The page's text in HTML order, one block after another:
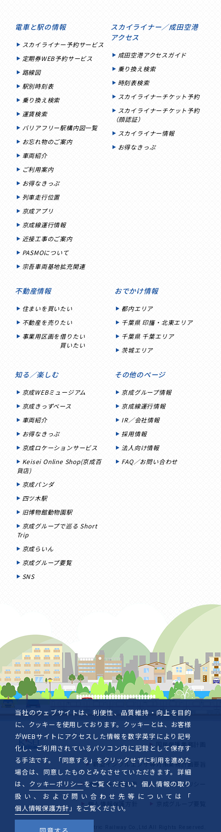
電車と駅の情報
スカイライナー予約サービス
定期券WEB予約サービス
路線図
駅別時刻表
乗り換え検索
運賃検索
バリアフリー駅構内図一覧
お忘れ物のご案内
車両紹介
ご利用案内
お得なきっぷ
列車走行位置
京成アプリ
京成線運行情報
近接工事のご案内
PASMOについて
宗吾車両基地拡充関連
スカイライナー／成田空港
アクセス
成田空港アクセスガイド
乗り換え検索
時刻表検索
スカイライナーチケット予約
スカイライナーチケット予約
（顔認証）
スカイライナー情報
お得なきっぷ
不動産情報
住まいを買いたい
不動産を売りたい
事業用区画を借りたい
買いたい
おでかけ情報
都内エリア
千葉県 印旛・北東エリア
千葉県 千葉エリア
茨城エリア
知る／楽しむ
京成WEBミュージアム
京成きっずベース
車両紹介
お得なきっぷ
京成ロケーションサービス
Keisei Online Shop(京成百
貨店)
京成パンダ
四ツ木駅
旧博物館動物園駅
京成グループで巡る Short
Trip
京成らいん
京成グループ要覧
SNS
その他のページ
京成グループ情報
京成線運行情報
IR／会社情報
採用情報
法人向け情報
FAQ／お問い合わせ
国民保護業務計画
新型インフルエンザ等対策業務計画要旨
被害者等支援計画 クッキーポリシー
個人情報保護方針
Copyright © Keisei Electric Railway Co.,Ltd.All Rights Reserved.
当社のウェブサイトは、利便性、品質維持・向上を目的
に、クッキーを使用しております。クッキーとは、お客様
がWEBサイトにアクセスした情報を数字英字により記号
化し、ご利用されているパソコン内に記録として保存す
る手法です。「同意する」をクリックせずに利用を進めた
場合は、同意したものとみなさせていただきます。詳細
は、 クッキーポリシー をご覧ください。個人情報の取り
扱い、および問い合わせ先等については「
個人情報保護方針 」をご覧ください。